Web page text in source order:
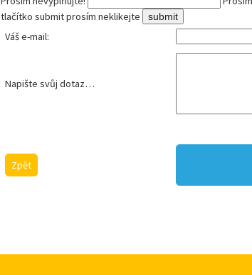
tlačítko submit prosím neklikejte
Váš e-mail:
Napište svůj dotaz…
Zpět